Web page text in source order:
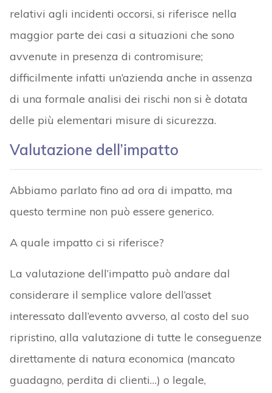
relativi agli incidenti occorsi, si riferisce nella
maggior parte dei casi a situazioni che sono
avvenute in presenza di contromisure;
difficilmente infatti un’azienda anche in assenza
di una formale analisi dei rischi non si è dotata
delle più elementari misure di sicurezza.
Valutazione dell’impatto
Abbiamo parlato fino ad ora di impatto, ma
questo termine non può essere generico.
A quale impatto ci si riferisce?
La valutazione dell’impatto può andare dal
considerare il semplice valore dell’asset
interessato dall’evento avverso, al costo del suo
ripristino, alla valutazione di tutte le conseguenze
direttamente di natura economica (mancato
guadagno, perdita di clienti…) o legale,